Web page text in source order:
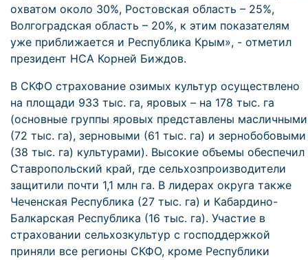
охватом около 30%, Ростовская область – 25%,
Волгоградская область – 20%, к этим показателям
уже приближается и Республика Крым», - отметил
президент НСА Корней Биждов.
В СКФО страхование озимых культур осуществлено
на площади 933 тыс. га, яровых – на 178 тыс. га
(основные группы яровых представлены масличными
(72 тыс. га), зерновыми (61 тыс. га) и зернобобовыми
(38 тыс. га) культурами). Высокие объемы обеспечил
Ставропольский край, где сельхозпроизводители
защитили почти 1,1 млн га. В лидерах округа также
Чеченская Республика (27 тыс. га) и Кабардино-
Балкарская Республика (16 тыс. га). Участие в
страховании сельхозкультур с господдержкой
приняли все регионы СКФО, кроме Республики